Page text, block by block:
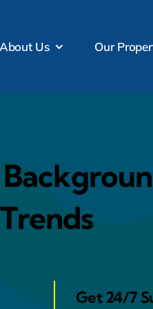
About Us Our
Get 24/7